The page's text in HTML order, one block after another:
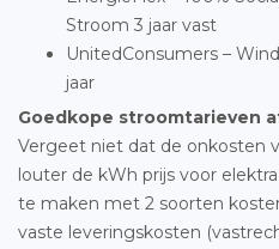
Stroom 3 jaar vast
UnitedConsumers –
jaar
Goedkope stroomtarieven
Vergeet niet dat de onkosten
louter de kWh prijs voor
te maken met 2 soorten
vaste leveringskosten